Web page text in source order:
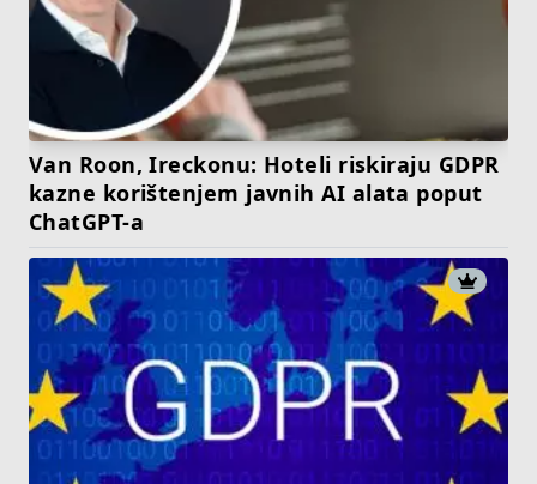
Van Roon, Ireckonu: Hoteli riskiraju GDPR
kazne korištenjem javnih AI alata poput
ChatGPT-a